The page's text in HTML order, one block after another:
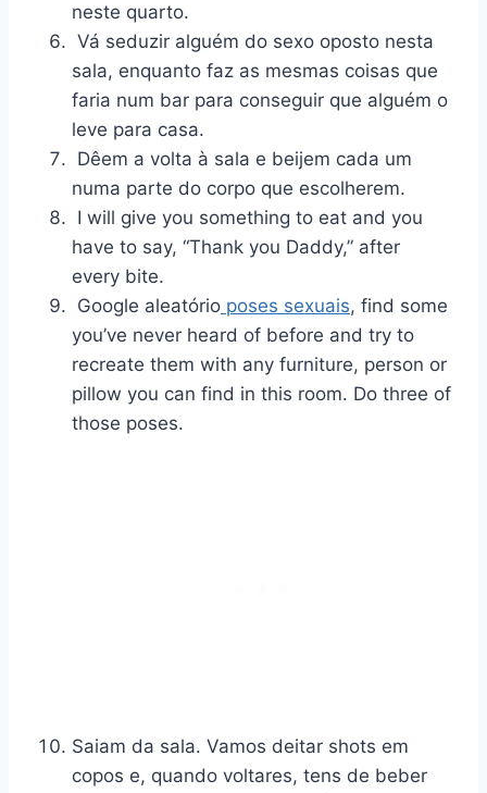
neste quarto.
Vá seduzir alguém do sexo oposto nesta
sala, enquanto faz as mesmas coisas que
faria num bar para conseguir que alguém o
leve para casa.
Dêem a volta à sala e beijem cada um
numa parte do corpo que escolherem.
I will give you something to eat and you
have to say, “Thank you Daddy,” after
every bite.
Google aleatório poses sexuais, find some
you’ve never heard of before and try to
recreate them with any furniture, person or
pillow you can find in this room. Do three of
those poses.
Saiam da sala. Vamos deitar shots em
copos e, quando voltares, tens de beber